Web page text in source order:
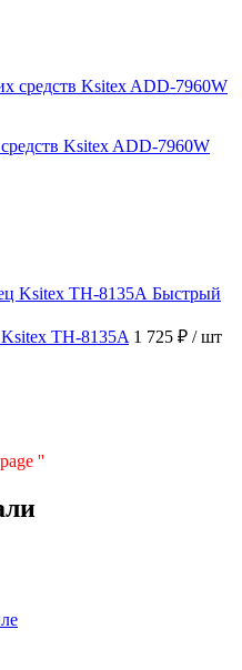
Ksitex ADD-7960W
Быстрый
TH-8135A 1 725 ₽ / шт
''